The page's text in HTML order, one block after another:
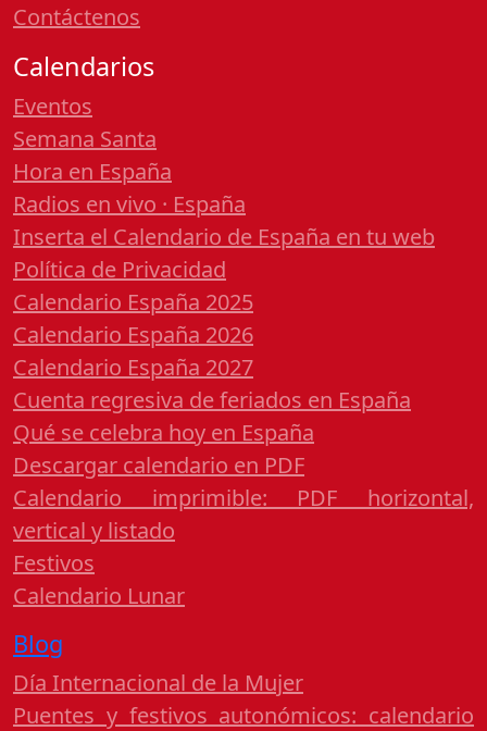
Contáctenos
Calendarios
Eventos
Semana Santa
Hora en España
Radios en vivo · España
Inserta el Calendario de España en tu web
Política de Privacidad
Calendario España 2025
Calendario España 2026
Calendario España 2027
Cuenta regresiva de feriados en España
Qué se celebra hoy en España
Descargar calendario en PDF
Calendario imprimible: PDF horizontal,
vertical y listado
Festivos
Calendario Lunar
Blog
Día Internacional de la Mujer
Puentes y festivos autonómicos: calendario